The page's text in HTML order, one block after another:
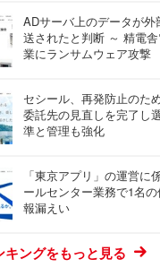
ADサーバ上のデータが外
送されたと判断 ～ 精電
業にランサムウェア攻撃
セシール、再発防止のた
委託先の見直しを完了し
準と管理も強化
「東京アプリ」の運営に
ールセンター業務で1名
報漏えい
キングをもっと見る